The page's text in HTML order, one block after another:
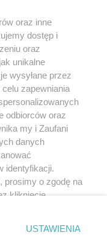
być powielany i
w jakikolwiek sposób (w
polu
w Internecie
użycie lub
naruszeniem prawa, tzn.
kary i może być ścigane
oraz inne
dostęp i
oraz
unikalne
wysyłane przez
zapewniania
odbiorców oraz
my i Zaufani
danych
identyfikacji.
prosimy o zgodę na
kliknięcie
prywatności
strony
USTAWIENIA